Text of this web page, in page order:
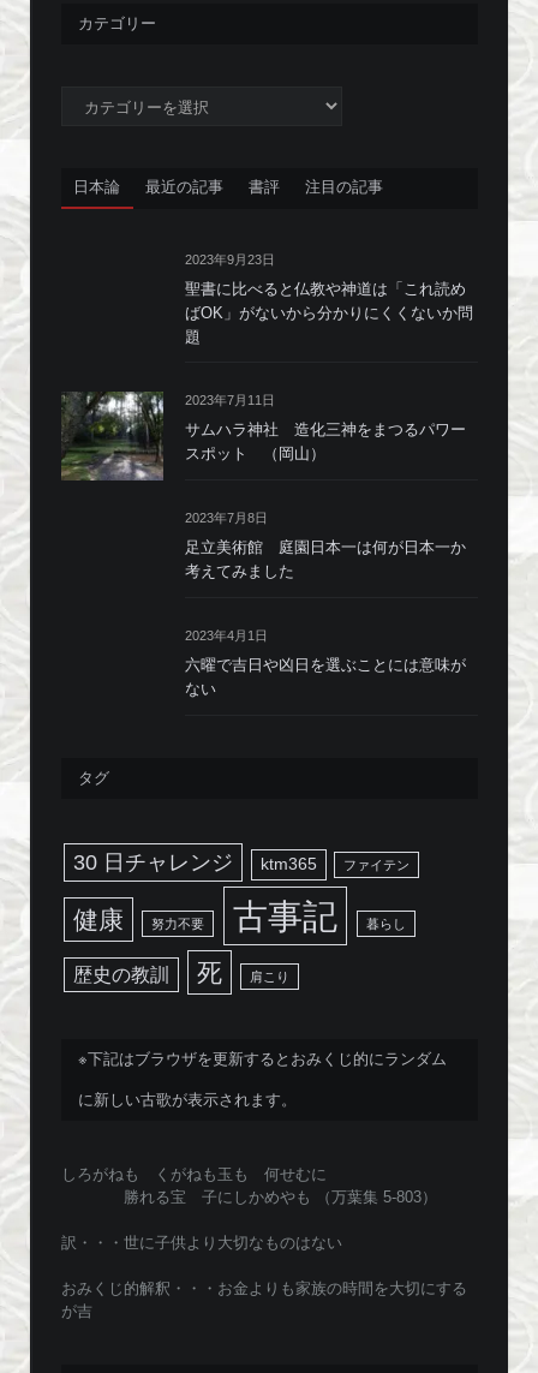
カテゴリー
日本論 最近の記事 書評 注目の記事
2023年9月23日
聖書に比べると仏教や神道は「これ読め
ばOK」がないから分かりにくくないか問
題
2023年7月11日
サムハラ神社 造化三神をまつるパワー
スポット （岡山）
2023年7月8日
足立美術館 庭園日本一は何が日本一か
考えてみました
2023年4月1日
六曜で吉日や凶日を選ぶことには意味が
ない
タグ
30 日チャレンジ ktm365 ファイテン
健康 努力不要 古事記 暮らし
歴史の教訓 死 肩こり
※下記はブラウザを更新するとおみくじ的にランダム
に新しい古歌が表示されます。
しろがねも くがねも玉も 何せむに
勝れる宝 子にしかめやも （万葉集 5-803）
訳・・・世に子供より大切なものはない
おみくじ的解釈・・・お金よりも家族の時間を大切にする
が吉